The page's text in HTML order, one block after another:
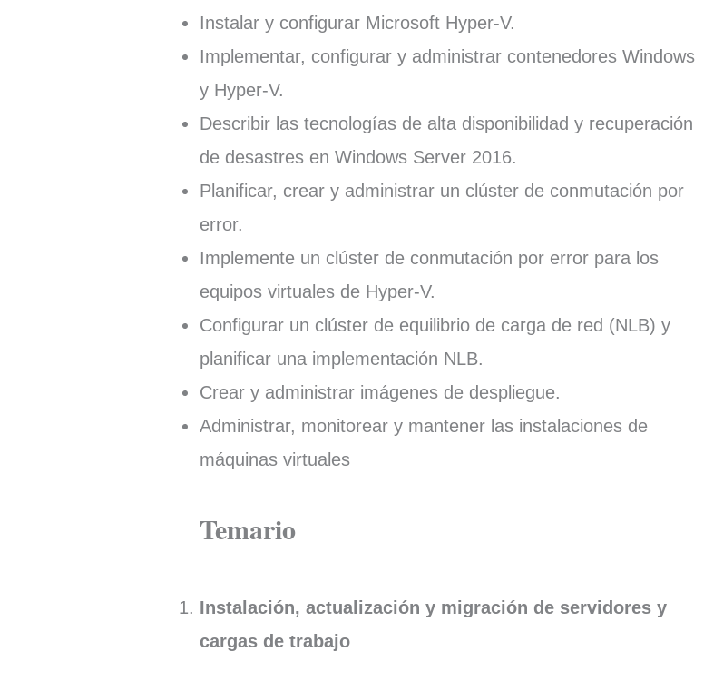
Instalar y configurar Microsoft Hyper-V.
Implementar, configurar y administrar contenedores Windows
y Hyper-V.
Describir las tecnologías de alta disponibilidad y recuperación
de desastres en Windows Server 2016.
Planificar, crear y administrar un clúster de conmutación por
error.
Implemente un clúster de conmutación por error para los
equipos virtuales de Hyper-V.
Configurar un clúster de equilibrio de carga de red (NLB) y
planificar una implementación NLB.
Crear y administrar imágenes de despliegue.
Administrar, monitorear y mantener las instalaciones de
máquinas virtuales
Temario
Instalación, actualización y migración de servidores y
cargas de trabajo